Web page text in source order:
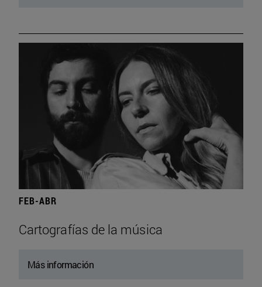
FEB-ABR
Cartografías de la música
Más información